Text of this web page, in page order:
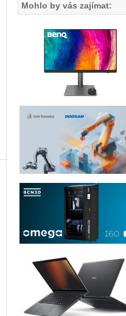
Mohlo by vás zajímat: